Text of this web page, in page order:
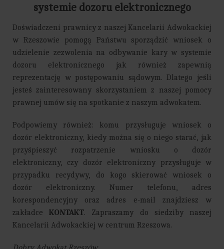
systemie dozoru elektronicznego
Doświadczeni prawnicy z naszej Kancelarii Adwokackiej
w Rzeszowie pomogą Państwu sporządzić wniosek o
udzielenie zezwolenia na odbywanie kary w systemie
dozoru elektronicznego jak również zapewnią
reprezentację w postępowaniu sądowym. Dlatego jeśli
jesteś zainteresowany skorzystaniem z naszej pomocy
prawnej umów się na spotkanie z naszym adwokatem.
Podpowiemy również: komu przysługuje wniosek o
dozór elektroniczny, kiedy można się o niego starać, jak
przyśpieszyć rozpatrzenie wniosku o dozór
elektroniczny, czy dozór elektroniczny przysługuje w
przypadku recydywy, do kogo skierować wniosek o
dozór elektroniczny. Numer telefonu, adres
korespondencyjny oraz adres e-mail znajdziesz w
zakładceKONTAKT. Zapraszamy do siedziby naszej
Kancelarii Adwokackiej w centrum Rzeszowa.